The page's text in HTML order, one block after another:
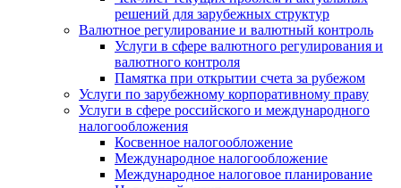
решений для зарубежных структур
Валютное регулирование и валютный контроль
Услуги в сфере валютного регулирования и
валютного контроля
Памятка при открытии счета за рубежом
Услуги по зарубежному корпоративному праву
Услуги в сфере российского и международного
налогообложения
Косвенное налогообложение
Международное налогообложение
Международное налоговое планирование